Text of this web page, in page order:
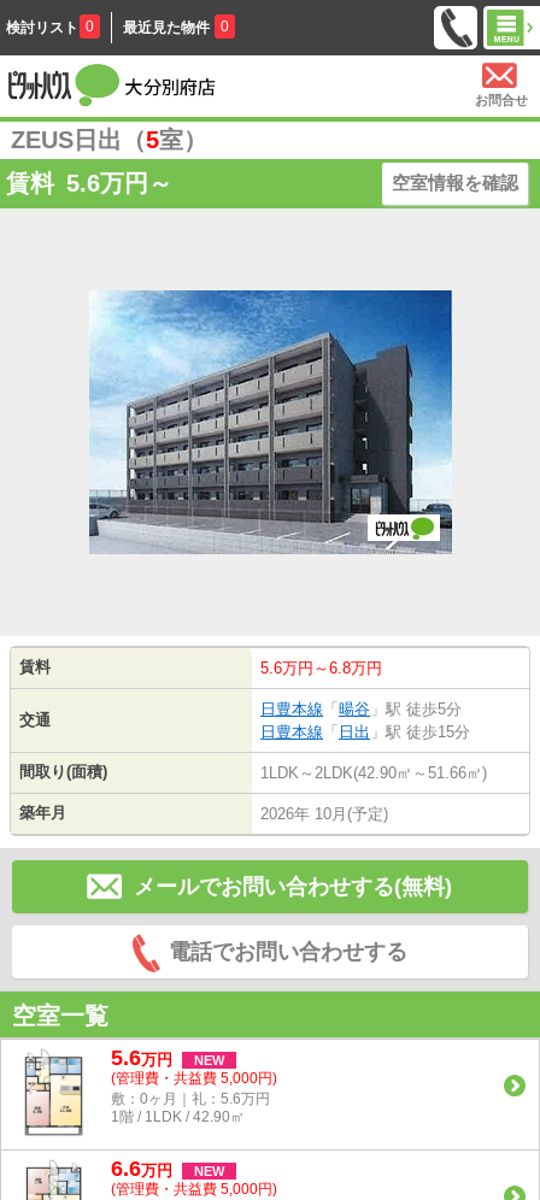
検討リスト 0 最近見た物件 0
お問合せ
ZEUS日出（5室）
賃料 5.6万円～ 空室情報を確認
賃料 5.6万円～6.8万円
交通
日豊本線 「 暘谷 」駅 徒歩5分
日豊本線 「 日出 」駅 徒歩15分
間取り(面積) 1LDK～2LDK(42.90㎡～51.66㎡)
築年月 2026年 10月(予定)
メールでお問い合わせする(無料)
電話でお問い合わせする
空室一覧
5.6万円 NEW
(管理費・共益費 5,000円)
敷：0ヶ月｜礼：5.6万円
1階 / 1LDK / 42.90㎡
6.6万円 NEW
(管理費・共益費 5,000円)